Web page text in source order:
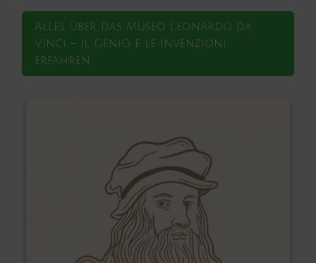
Alles über das Museo Leonardo da
Vinci – Il Genio e le Invenzioni
erfahren